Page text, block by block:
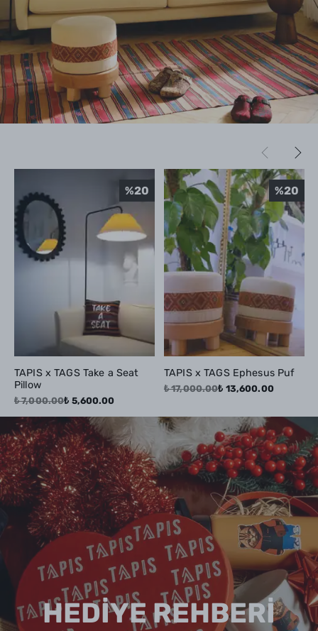
%20
TAPIS x TAGS Take a Seat
Pillow
₺ 7,000.00₺ 5,600.00
%20
TAPIS x TAGS Ephesus Puf
₺ 17,000.00₺ 13,600.00
HEDİYE REHBERİ